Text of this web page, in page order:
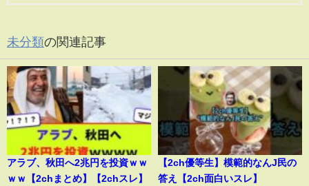
未分類の関連記事
アラブ、秋田へ2兆円を投資ｗｗ
ｗｗ【2chまとめ】【2chスレ】
【2ch優等生】模範的なんJ民の
答え【2ch面白いスレ】